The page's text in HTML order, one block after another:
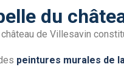
du
de Villesavin
peintures murales de